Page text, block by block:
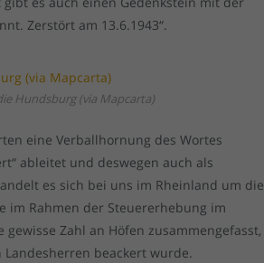
Zerstört am 13.6.1943“.
Hundsburg (via Mapcarta)
eine Verballhornung des Wortes
ableitet und deswegen auch als
es sich bei uns im Rheinland um die
im Rahmen der Steuererhebung im
Zahl an Höfen zusammengefasst,
beackert wurde.